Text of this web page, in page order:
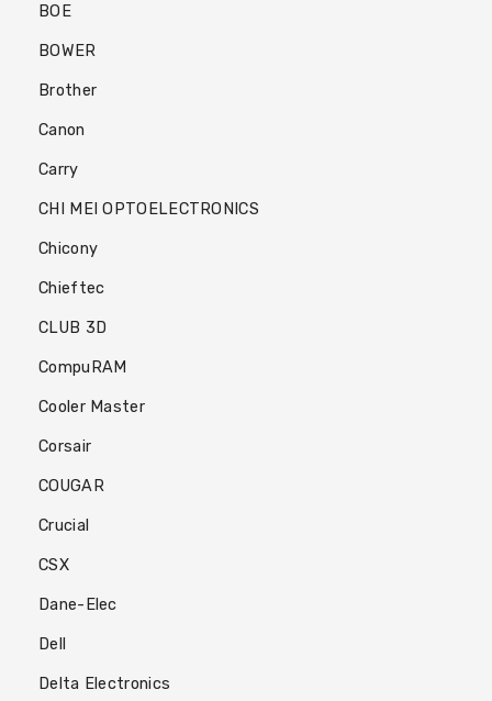
BOE
BOWER
Brother
Canon
Carry
CHI MEI OPTOELECTRONICS
Chicony
Chieftec
CLUB 3D
CompuRAM
Cooler Master
Corsair
COUGAR
Crucial
CSX
Dane-Elec
Dell
Delta Electronics